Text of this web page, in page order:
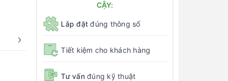
CẬY:
Lắp đặt đúng thông số
Tiết kiệm cho khách hàng
Tư vấnđúng kỹ thuật